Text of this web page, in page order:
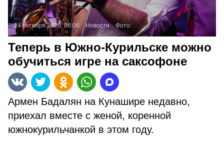
14 октября 2020, 08:06 Новости Фото:
Теперь в Южно-Курильске можно
обучиться игре на саксофоне
Армен Бадалян на Кунашире недавно,
приехал вместе с женой, коренной
южнокурильчанкой в этом году.